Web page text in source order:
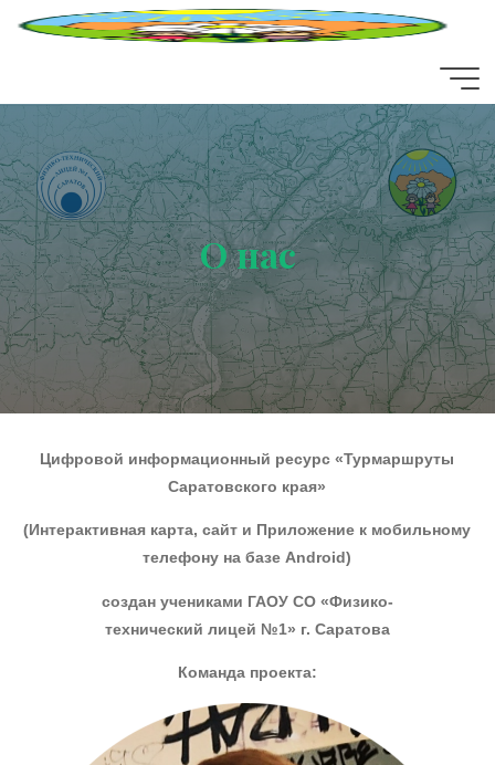
Перейти
О нас
Цифровой информационный ресурс «Турмаршруты
Саратовского края»
(Интерактивная карта, сайт и Приложение к мобильному
телефону на базе Android)
создан учениками ГАОУ СО «Физико-
технический лицей №1» г. Саратова
Команда проекта: